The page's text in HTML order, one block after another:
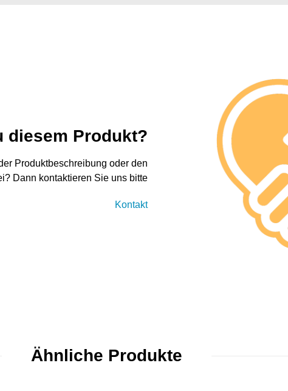
diesem Produkt?
Produktbeschreibung oder den
Dann kontaktieren Sie uns bitte
Kontakt
Ähnliche Produkte